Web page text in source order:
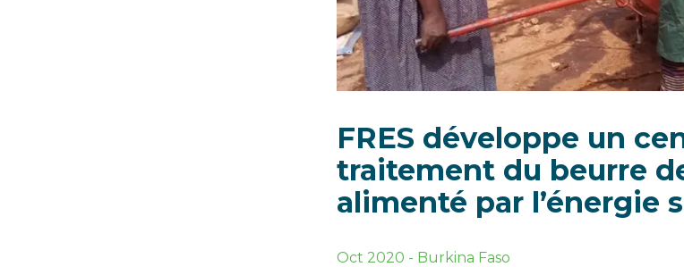
FRES développe un
traitement du beurre
alimenté par l’énergie
Oct 2020 - Burkina Faso